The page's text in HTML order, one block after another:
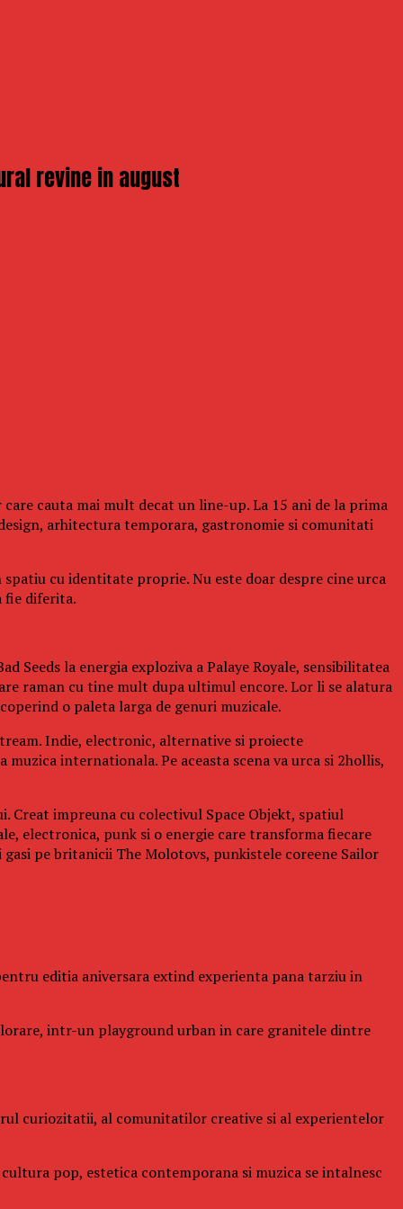
revine in august
cauta mai mult decat un line-up. La 15 ani de la prima
arhitectura temporara, gastronomie si comunitati
cu identitate proprie. Nu este doar despre cine urca
fie diferita.
Seeds la energia exploziva a Palaye Royale, sensibilitatea
raman cu tine mult dupa ultimul encore. Lor li se alatura
o paleta larga de genuri muzicale.
Indie, electronic, alternative si proiecte
internationala. Pe aceasta scena va urca si 2hollis,
Creat impreuna cu colectivul Space Objekt, spatiul
electronica, punk si o energie care transforma fiecare
pe britanicii The Molotovs, punkistele coreene Sailor
editia aniversara extind experienta pana tarziu in
intr-un playground urban in care granitele dintre
curiozitatii, al comunitatilor creative si al experientelor
pop, estetica contemporana si muzica se intalnesc